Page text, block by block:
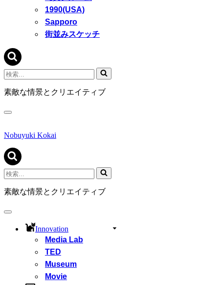
1990(USA)
Sapporo
街並みスケッチ
検
索...
素敵な情景とクリエイティブ
ナ
ゲ
シ
ョ
ン
メ
ニ
ュ
Nobuyuki Kokai
検
索...
素敵な情景とクリエイティブ
ナ
Innovation
Media Lab
TED
Museum
Movie